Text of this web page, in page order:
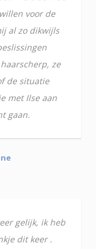
voor de
al zo dikwijls
ze
de situatie
met Ilse aan
gaan.
gelijk, ik heb
dit keer .